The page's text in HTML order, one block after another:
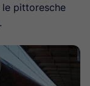
pittoresche